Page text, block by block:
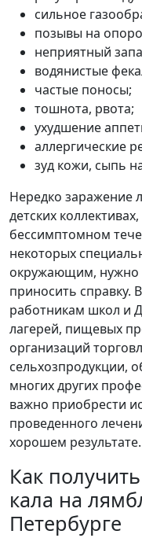
сильное
позывы на
неприятный
водянистые
частые поносы;
тошнота, рвота;
ухудшение
аллергические
зуд кожи, сыпь
Нередко заражение
детских
бессимптомном
некоторых
окружающим, нужно
приносить справку.
работникам школ и
лагерей, пищевых
организаций
сельхозпродукции,
многих других
важно приобрести
проведенного
хорошем результате.
Как
кала на
Петербурге